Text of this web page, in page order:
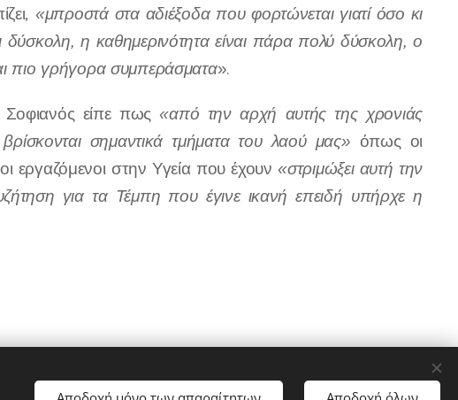
«μπροστά στα αδιέξοδα που φορτώνεται γιατί όσο κι
δύσκολη, η καθημερινότητα είναι πάρα πολύ δύσκολη, ο
πιο γρήγορα συμπεράσματα».
Σοφιανός είπε πως«από την αρχή αυτής της χρονιάς
σημαντικά τμήματα του λαού μας» όπως οι
εργαζόμενοι στην Υγεία που έχουν «στριμώξει αυτή την
για τα Τέμπη που έγινε ικανή επειδή υπήρχε η